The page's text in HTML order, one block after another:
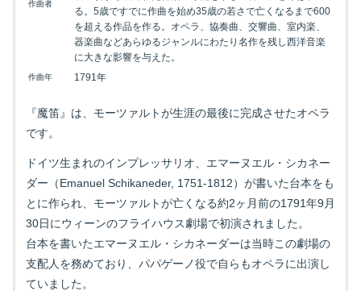
作曲者
る。5歳ですでに作曲を始め35歳の若さで亡くなるまで600
を超える作品を作る。オペラ、協奏曲、交響曲、室内楽、
器楽曲などあらゆるジャンルにわたり名作を残し西洋音楽
に大きな影響を与えた。
作曲年 1791年
『魔笛』は、モーツァルトが生涯の最後に完成させたオペラ
です。
ドイツ生まれのインプレッサリオ、エマーヌエル・シカネー
ダー（Emanuel Schikaneder, 1751-1812）が書いた台本をも
とに作られ、モーツァルトが亡くなる約2ヶ月前の1791年9月
30日にウィーンのフライハウス劇場で初演されました。
台本を書いたエマーヌエル・シカネーダーは当時この劇場の
支配人を務めており、パパゲーノ役で自らもオペラに出演し
ていました。